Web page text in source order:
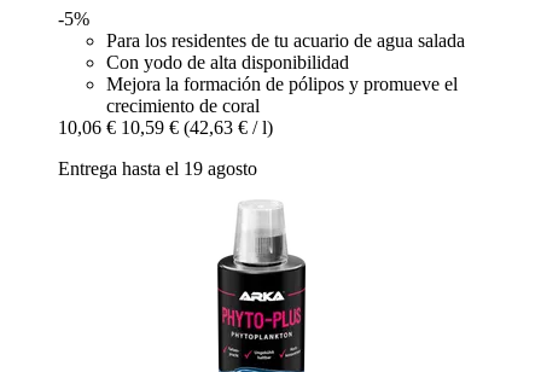
-5%
Para los residentes de tu acuario de agua salada
Con yodo de alta disponibilidad
Mejora la formación de pólipos y promueve el
crecimiento de coral
10,06 € 10,59 € (42,63 € / l)
Entrega hasta el 19 agosto